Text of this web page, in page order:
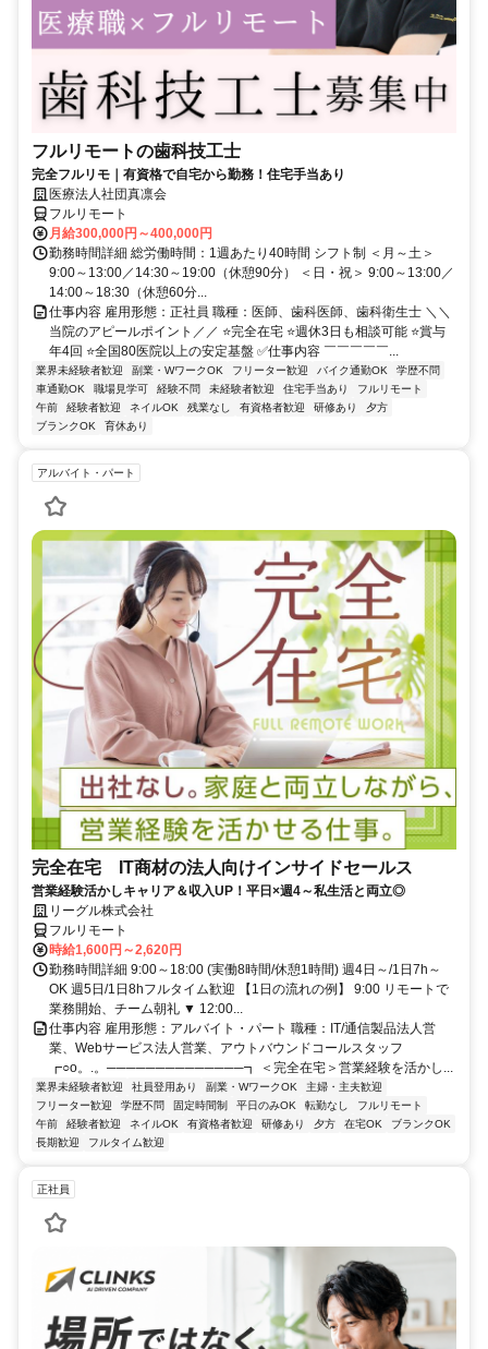
フルリモートの歯科技工士
完全フルリモ｜有資格で自宅から勤務！住宅手当あり
医療法人社団真凛会
フルリモート
月給300,000円～400,000円
勤務時間詳細 総労働時間：1週あたり40時間 シフト制 ＜月～土＞
9:00～13:00／14:30～19:00（休憩90分） ＜日・祝＞ 9:00～13:00／
14:00～18:30（休憩60分...
仕事内容 雇用形態：正社員 職種：医師、歯科医師、歯科衛生士 ＼＼
当院のアピールポイント／／ ⭐完全在宅 ⭐週休3日も相談可能 ⭐賞与
年4回 ⭐全国80医院以上の安定基盤 ✅仕事内容 ￣￣￣￣￣...
業界未経験者歓迎 副業・WワークOK フリーター歓迎 バイク通勤OK
学歴不問
車通勤OK
職場見学可 経験不問 未経験者歓迎 住宅手当あり
フルリモート
午前
経験者歓迎 ネイルOK 残業なし 有資格者歓迎 研修あり
夕方
ブランクOK
育休あり
アルバイト・パート
完全在宅 IT商材の法人向けインサイドセールス
営業経験活かしキャリア＆収入UP！平日×週4～私生活と両立◎
リーグル株式会社
フルリモート
時給1,600円～2,620円
勤務時間詳細 9:00～18:00 (実働8時間/休憩1時間) 週4日～/1日7h～
OK 週5日/1日8hフルタイム歓迎 【1日の流れの例】 9:00 リモートで
業務開始、チーム朝礼 ▼ 12:00...
仕事内容 雇用形態：アルバイト・パート 職種：IT/通信製品法人営
業、Webサービス法人営業、アウトバウンドコールスタッフ
┏○o。.。──────────────┓ ＜完全在宅＞営業経験を活かし...
業界未経験者歓迎 社員登用あり 副業・WワークOK
主婦・主夫歓迎
フリーター歓迎
学歴不問 固定時間制 平日のみOK 転勤なし
フルリモート
午前
経験者歓迎 ネイルOK 有資格者歓迎 研修あり 夕方 在宅OK
ブランクOK
長期歓迎
フルタイム歓迎
正社員